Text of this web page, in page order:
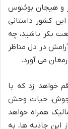
و هیجان بوئنوس
کشور داستانی
بکر باشید، چه
در دل مناظر
می آورد.
خواهد زد که با
جوش، حیات وحش
همراه خواهد
این جاذبه ها، به